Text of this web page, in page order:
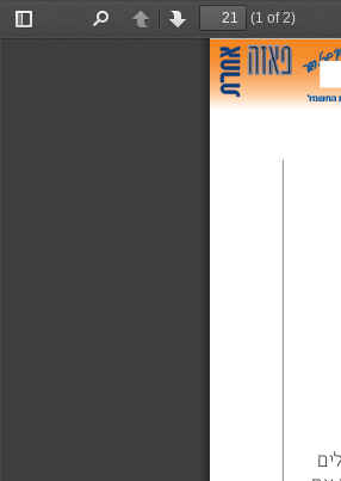
Toggle
PreviousNext
(1 of 2)